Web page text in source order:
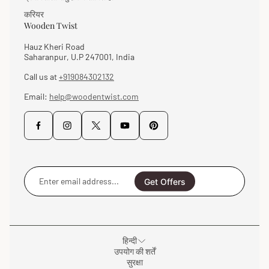
आप हरियाली शामिल करना पसंद करते हैं, तो आउटडोर प्लांटर्स कंटेनर वही हैं
जो आप चाहते हैं। हमारे पास आउटडोर प्लांटर्स हैं जो छोटे से लेकर बड़े
प्लांटर्स, फूलों के प्लांटर्स के लिए फूलों के प्लांटर्स और किचन गार्डन को भी
समायोजित कर सकते हैं।
करियर
Wooden Twist
Hauz Kheri Road
Saharanpur, U.P 247001, India
Call us at+919084302132
Email: help@woodentwist.com
Enter
email
address...
Get Offers
हिन्दी
उपयोग की शर्तें
सुरक्षा